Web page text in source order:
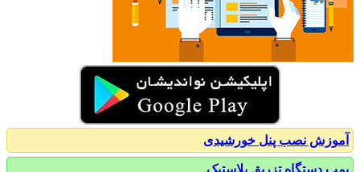
نصب پنل خورشیدی
دستگاه تزریق پلاستیک